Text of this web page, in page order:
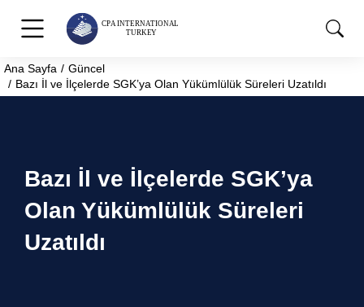
You are here:
Ana Sayfa
Güncel
Bazı İl ve İlçelerde SGK’ya Olan Yükümlülük Süreleri Uzatıldı
Bazı İl ve İlçelerde SGK’ya
Olan Yükümlülük Süreleri
Uzatıldı